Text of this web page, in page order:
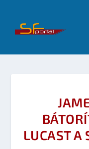
LUCAST A